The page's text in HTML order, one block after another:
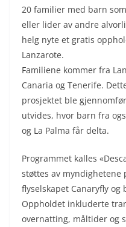
20 familier med barn
eller lider av andre
helg nyte et gratis
Lanzarote.
Familiene kommer fra
Canaria og Tenerife.
prosjektet ble
utvides, hvor barn fra
og La Palma får delta.
Programmet kalles
støttes av myndighetene
flyselskapet Canaryfly og
Oppholdet inkluderte
overnatting, måltider og